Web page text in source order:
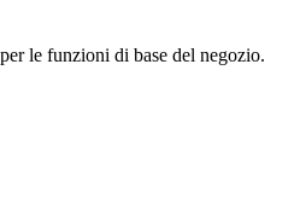
le funzioni di base del negozio.